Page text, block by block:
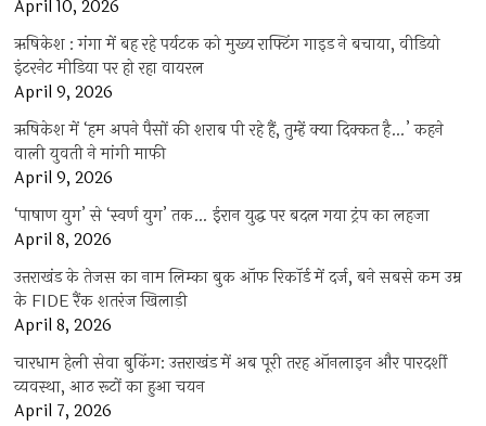
April 10, 2026
ऋषिकेश : गंगा में बह रहे पर्यटक को मुख्य राफ्टिंग गाइड ने बचाया, वीडियो
इंटरनेट मीडिया पर हो रहा वायरल
April 9, 2026
ऋषिकेश में ‘हम अपने पैसों की शराब पी रहे हैं, तुम्हें क्या दिक्कत है…’ कहने
वाली युवती ने मांगी माफी
April 9, 2026
‘पाषाण युग’ से ‘स्वर्ण युग’ तक… ईरान युद्ध पर बदल गया ट्रंप का लहजा
April 8, 2026
उत्तराखंड के तेजस का नाम लिम्का बुक ऑफ रिकॉर्ड में दर्ज, बने सबसे कम उम्र
के FIDE रैंक शतरंज खिलाड़ी
April 8, 2026
चारधाम हेली सेवा बुकिंग: उत्तराखंड में अब पूरी तरह ऑनलाइन और पारदर्शी
व्यवस्था, आठ रूटों का हुआ चयन
April 7, 2026